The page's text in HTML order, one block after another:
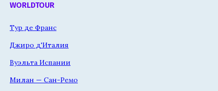
WORLDTOUR
Тур де Франс
Джиро д'Италия
Вуэльта Испании
Милан — Сан-Ремо